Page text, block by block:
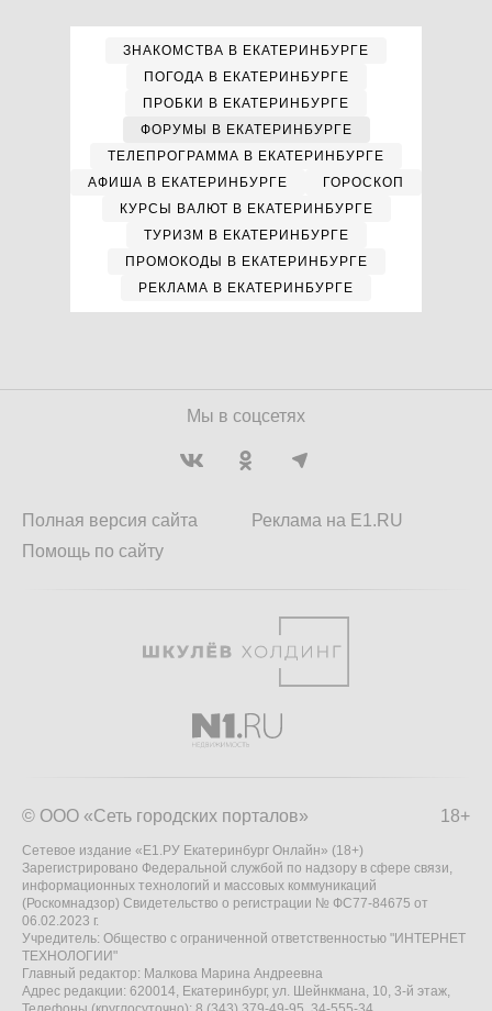
ЗНАКОМСТВА В ЕКАТЕРИНБУРГЕ
ПОГОДА В ЕКАТЕРИНБУРГЕ
ПРОБКИ В ЕКАТЕРИНБУРГЕ
ФОРУМЫ В ЕКАТЕРИНБУРГЕ
ТЕЛЕПРОГРАММА В ЕКАТЕРИНБУРГЕ
АФИША В ЕКАТЕРИНБУРГЕ
ГОРОСКОП
КУРСЫ ВАЛЮТ В ЕКАТЕРИНБУРГЕ
ТУРИЗМ В ЕКАТЕРИНБУРГЕ
ПРОМОКОДЫ В ЕКАТЕРИНБУРГЕ
РЕКЛАМА В ЕКАТЕРИНБУРГЕ
Мы в соцсетях
Полная версия сайта
Помощь по сайту
Реклама на E1.RU
18+
© ООО «Сеть городских порталов»
Сетевое издание «Е1.РУ Екатеринбург Онлайн» (18+)
Зарегистрировано Федеральной службой по надзору в сфере связи,
информационных технологий и массовых коммуникаций
(Роскомнадзор) Свидетельство о регистрации № ФС77-84675 от
06.02.2023 г.
Учредитель: Общество с ограниченной ответственностью "ИНТЕРНЕТ
ТЕХНОЛОГИИ"
Главный редактор: Малкова Марина Андреевна
Адрес редакции: 620014, Екатеринбург, ул. Шейнкмана, 10, 3-й этаж,